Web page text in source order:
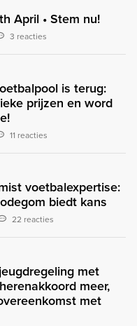
April • Stem nu!
3 reacties
is terug:
prijzen en word
11 reacties
voetbalexpertise:
biedt kans
22 reacties
met
meer,
met